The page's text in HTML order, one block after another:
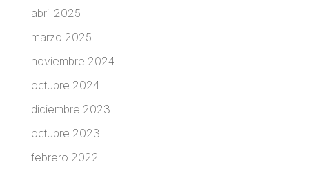
abril 2025
marzo 2025
noviembre 2024
octubre 2024
diciembre 2023
octubre 2023
febrero 2022